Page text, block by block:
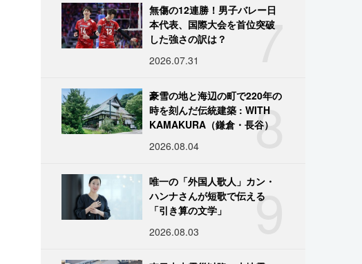
7
無傷の12連勝！男子バレー日
本代表、国際大会を首位突破
した強さの訳は？
2026.07.31
8
豪雪の地と海辺の町で220年の
時を刻んだ伝統建築 : WITH
KAMAKURA（鎌倉・長谷）
2026.08.04
9
唯一の「外国人歌人」カン・
ハンナさんが短歌で伝える
「引き算の文学」
2026.08.03